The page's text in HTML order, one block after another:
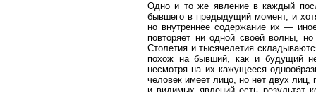
Одно и то же явление в каждый
бывшего в предыдущий момент, и
но внутреннее содержание их —
повторяет ни одной своей волны,
Столетия и тысячелетия
похож на бывший, как и будущий
несмотря на их кажущееся
человек имеет лицо, но нет двух